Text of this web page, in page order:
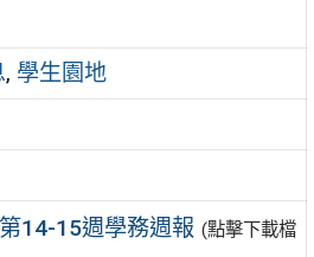
, 學生園地
14-15週學務週報 (點擊下載檔